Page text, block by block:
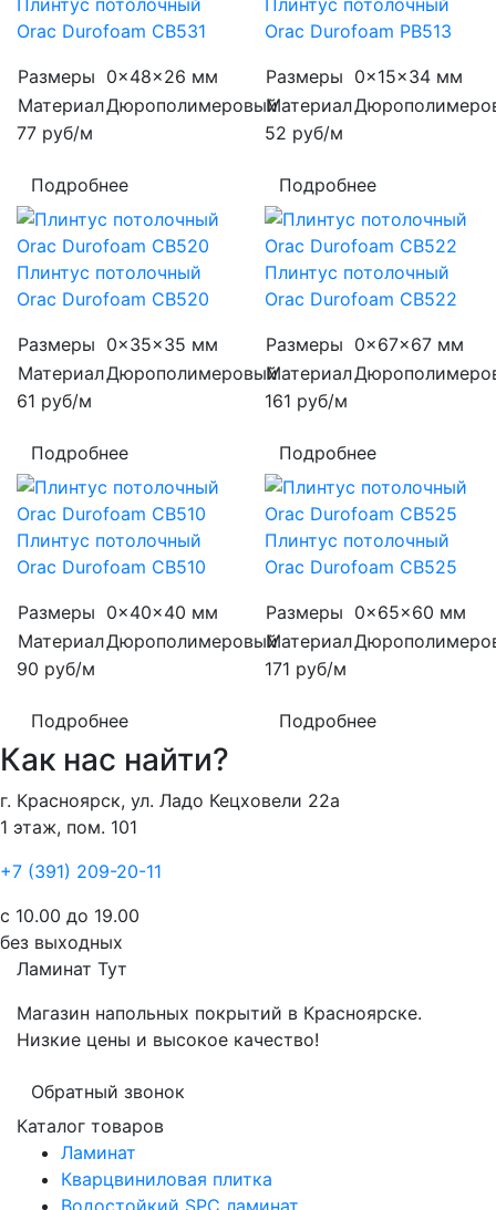
Плинтус потолочный
Orac Durofoam CB531
Размеры 0x48x26 мм
МатериалДюрополимеровый
77 руб/м
Подробнее
Плинтус потолочный
Orac Durofoam PB513
Размеры 0x15x34 мм
Материал
52 руб/м
Подробнее
Плинтус потолочный
Orac Durofoam CB520
Размеры 0x35x35 мм
МатериалДюрополимеровый
61 руб/м
Подробнее
Плинтус потолочный
Orac Durofoam CB522
Размеры 0x67x67 мм
Материал
161 руб/м
Подробнее
Плинтус потолочный
Orac Durofoam CB510
Размеры 0x40x40 мм
МатериалДюрополимеровый
90 руб/м
Подробнее
Плинтус потолочный
Orac Durofoam CB525
Размеры 0x65x60 мм
Материал
171 руб/м
Подробнее
Как нас найти?
г. Красноярск, ул. Ладо Кецховели 22а
1 этаж, пом. 101
+7 (391) 209-20-11
с 10.00 до 19.00
без выходных
Ламинат Тут
Магазин напольных покрытий в Красноярске.
Низкие цены и высокое качество!
Обратный звонок
Каталог товаров
Ламинат
Кварцвиниловая плитка
Водостойкий SPC ламинат